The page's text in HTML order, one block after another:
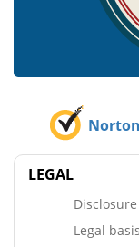
LEGAL
Disclosure
Legal basis